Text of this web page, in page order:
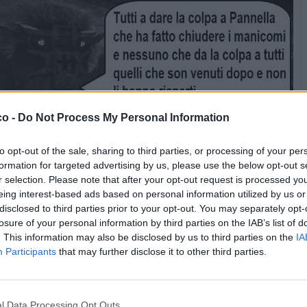
- Do Not Process My Personal Information
opt-out of the sale, sharing to third parties, or processing of your
for targeted advertising by us, please use the below opt-out
selection. Please note that after your opt-out request is processed
interest-based ads based on personal information utilized by us
to third parties prior to your opt-out. You may separately
of your personal information by third parties on the IAB’s list of
This information may also be disclosed by us to third parties on the
Participants that may further disclose it to other third parties.
Data Processing Opt Outs
Stime: 11  Commenti: 4
Ti stimo fratello Link Salva
Vaccata colossale